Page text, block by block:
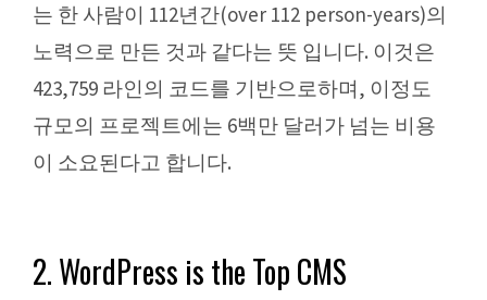
는 한 사람이 112년간(over 112 person-years)의
노력으로 만든 것과 같다는 뜻 입니다. 이것은
423,759 라인의 코드를 기반으로하며, 이정도
규모의 프로젝트에는 6백만 달러가 넘는 비용
이 소요된다고 합니다.
2. WordPress is the Top CMS